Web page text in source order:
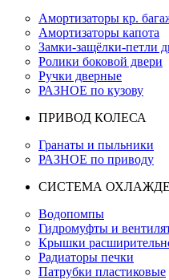
Амортизаторы кр.
Амортизаторы капота
Замки-защёлки-петли
Ролики боковой двери
Ручки дверные
РАЗНОЕ по кузову
ПРИВОД КОЛЕСА
Гранаты и пыльники
РАЗНОЕ по приводу
СИСТЕМА
Водопомпы
Гидромуфты и
Крышки
Радиаторы печки
Патрубки пластиковые